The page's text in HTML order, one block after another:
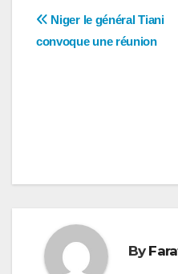
Navigation
Niger le général Tiani
convoque une réunion
By